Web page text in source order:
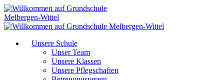
Unsere Schule
Unser Team
Unsere Klassen
Unsere Pflegschaften